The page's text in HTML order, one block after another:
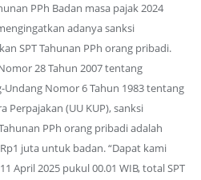
PPh Badan masa pajak 2024
adanya sanksi
SPT Tahunan PPh orang pribadi.
28 Tahun 2007 tentang
Undang Nomor 6 Tahun 1983 tentang
Perpajakan (UU KUP), sanksi
PPh orang pribadi adalah
juta untuk badan. “Dapat kami
April 2025 pukul 00.01 WIB, total SPT